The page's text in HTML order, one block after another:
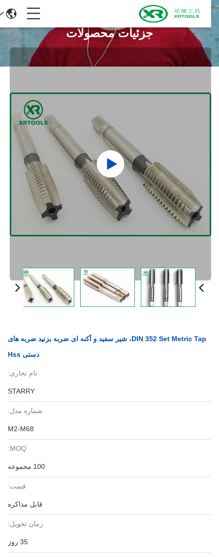
جزئیات محصولات
DIN 352 Set Metric Tap، شیر سفید و آکنه ای ضربه بزنید ضربه های
دستی Hss
نام تجاری:
STARRY
شماره مدل:
M2-M68
MOQ:
100 مجموعه
قیمت:
قابل مذاکره
زمان تحویل:
35 روز